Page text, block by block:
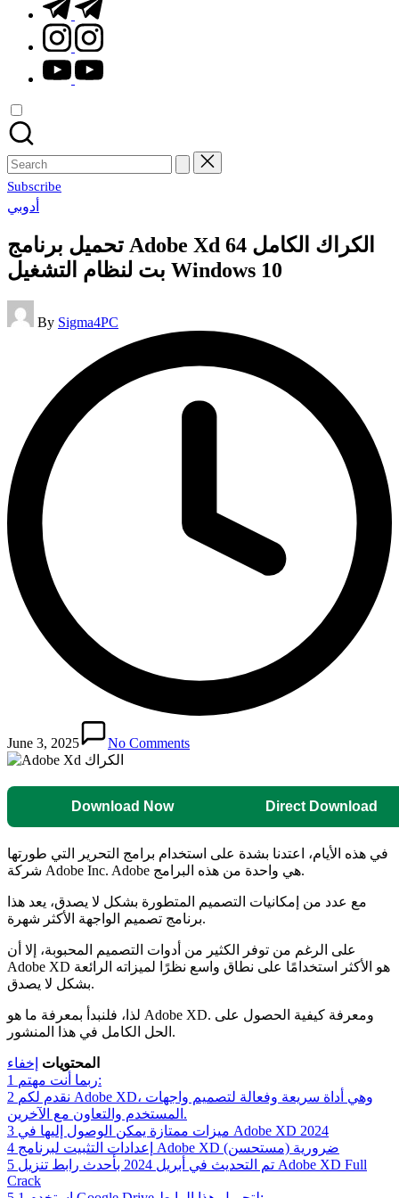
instagram.com
youtube.com
Search
for:
Subscribe
Posted
أدوبي
تحميل برنامج Adobe Xd الكراك الكامل 64
بت لنظام التشغيل Windows 10
Posted
by
By Sigma4PC
June 3, 2025 No Comments
Download Now Direct Download
في هذه الأيام، اعتدنا بشدة على استخدام برامج التحرير التي طورتها
شركة Adobe Inc. Adobe هي واحدة من هذه البرامج.
مع عدد من إمكانيات التصميم المتطورة بشكل لا يصدق، يعد هذا
برنامج تصميم الواجهة الأكثر شهرة.
على الرغم من توفر الكثير من أدوات التصميم المحبوبة، إلا أن
Adobe XD هو الأكثر استخدامًا على نطاق واسع نظرًا لميزاته الرائعة
بشكل لا يصدق.
لذا، فلنبدأ بمعرفة ما هو Adobe XD. ومعرفة كيفية الحصول على
الحل الكامل في هذا المنشور.
المحتويات إخفاء
1
ربما أنت مهتم:
2 نقدم لكم Adobe XD، وهي أداة سريعة وفعالة لتصميم واجهات
المستخدم والتعاون مع الآخرين.
3
ميزات ممتازة يمكن الوصول إليها في Adobe XD 2024
4
إعدادات التثبيت لبرنامج Adobe XD ضرورية (مستحسن)
5 تم التحديث في أبريل 2024 بأحدث رابط تنزيل Adobe XD Full
Crack